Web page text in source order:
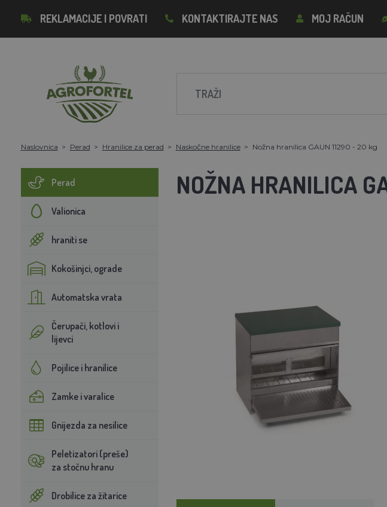
REKLAMACIJE I POVRATI KONTAKTIRAJTE NAS MOJ RAČUN
Naslovnica Perad Hranilice za perad Naskočne hranilice Nožna hranilica GAUN 11290 - 20 kg
Perad
Valionica
hraniti se
Kokošinjci, ograde
Automatska vrata
Čerupači, kotlovi i
lijevci
Pojilice i hranilice
Zamke i varalice
Gnijezda za nesilice
Peletizatori (preše)
za stočnu hranu
Drobilice za žitarice
NOŽNA HRANILICA